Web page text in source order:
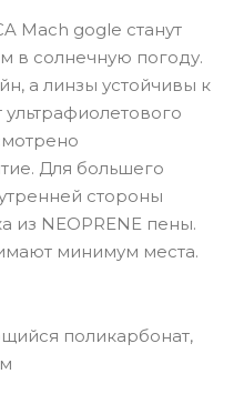
Mach gogle станут
в солнечную погоду.
а линзы устойчивы к
Для большего
стороны
из NEOPRENE пены.
минимум места.
поликарбонат,